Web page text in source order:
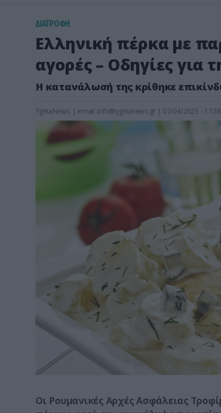
ΔΙΑΤΡΟΦΗ
Ελληνική πέρκα με
αγορές – Οδηγίες
Η κατανάλωσή της κρίθηκε
YgeiaNews | email: info@ygeianews.gr | 07/04/2025 - 17:38
Οι Ρουμανικές Αρχές Ασφάλειας